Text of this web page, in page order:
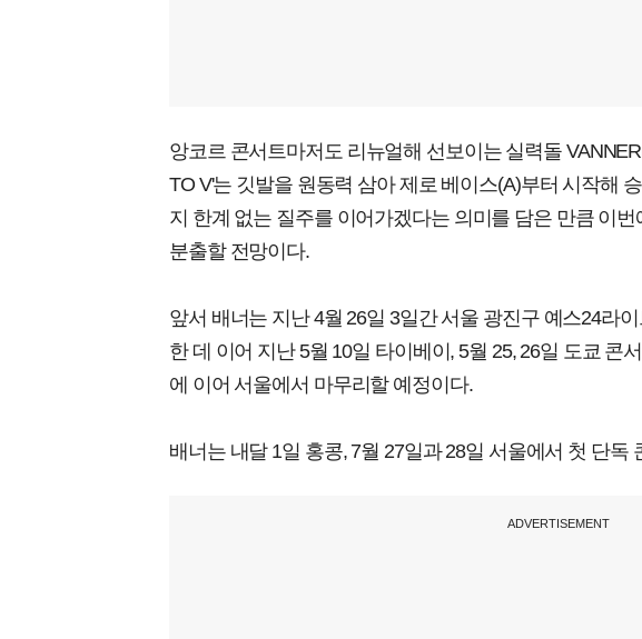
앙코르 콘서트마저도 리뉴얼해 선보이는 실력돌
TO V'는 깃발을 원동력 삼아 제로 베이스(A)부터 시작해
지 한계 없는 질주를 이어가겠다는 의미를 담은 만큼 이
분출할 전망이다.
앞서 배너는 지난 4월 26일 3일간 서울 광진구 예스24라
한 데 이어 지난 5월 10일 타이베이, 5월 25, 26일 도쿄 콘
에 이어 서울에서 마무리할 예정이다.
배너는 내달 1일 홍콩, 7월 27일과 28일 서울에서 첫 단독
ADVERTISEMENT